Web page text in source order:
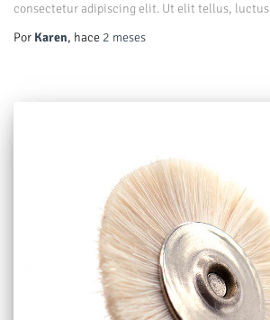
consectetur adipiscing elit. Ut elit tellus, luctus
Por Karen, hace 2 meses